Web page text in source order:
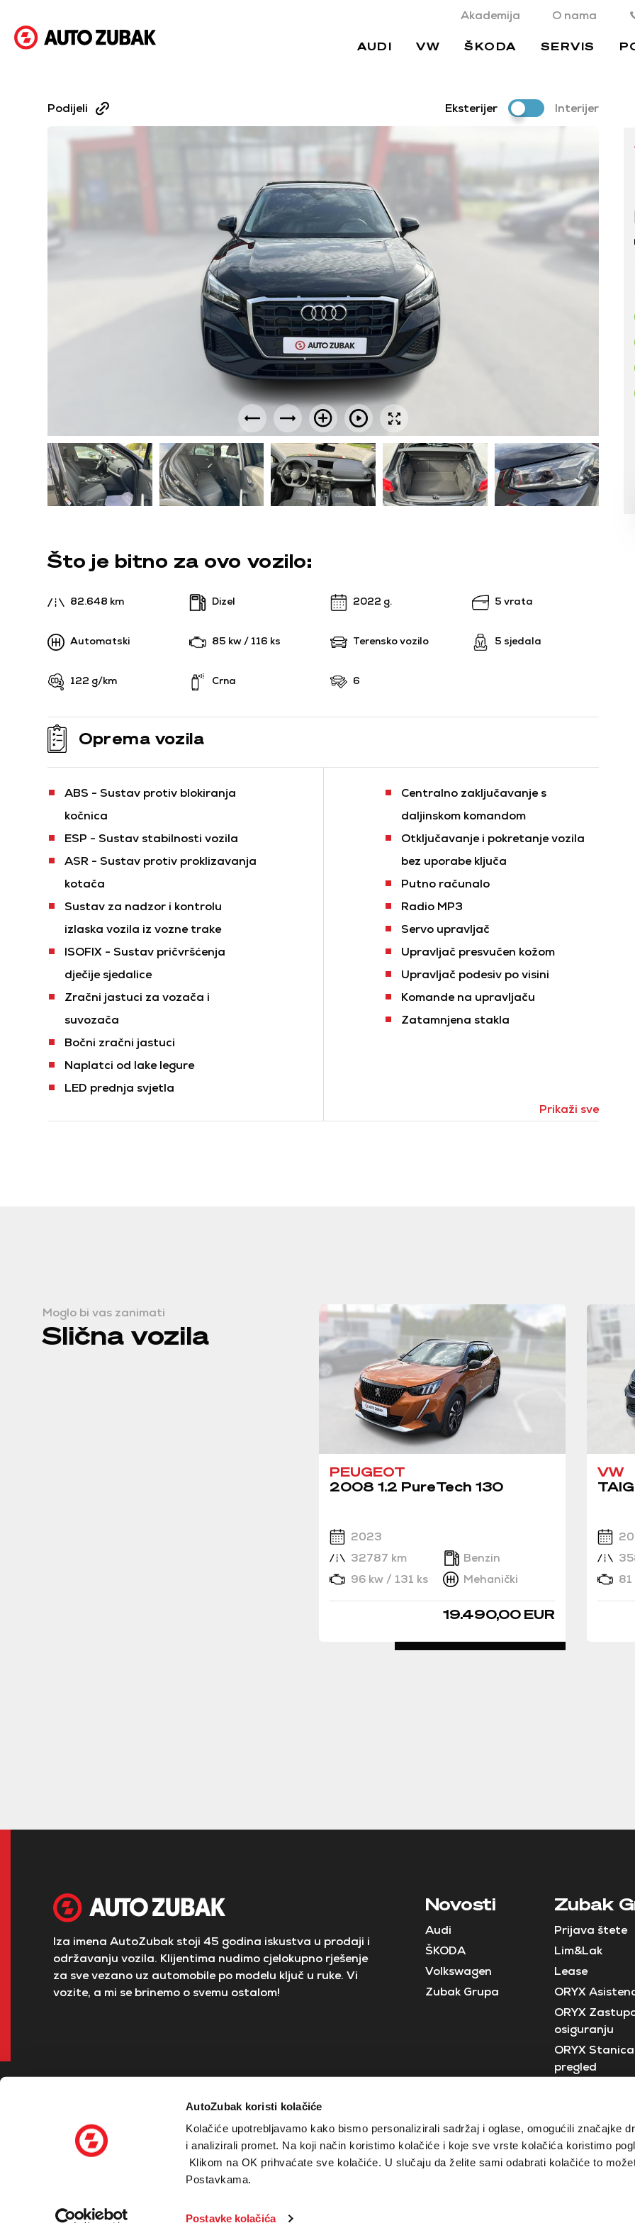
AutoZubak koristi kolačiće
Kolačiće upotrebljavamo kako bismo personalizirali sadržaj i oglase, omogućili značajke
i analizirali promet. Na koji način koristimo kolačiće i koje sve vrste kolačića koristimo
Klikom na OK prihvaćate sve kolačiće. U slučaju da želite sami odabrati kolačiće to
Postavkama.
Postavke kolačića
Akademija O nama
AUDI VW ŠKODA SERVIS
Podijeli Eksterijer Interijer
Što je bitno za ovo vozilo:
82.648 km Dizel 2022 g. 5 vrata
Automatski 85 kw / 116 ks Terensko vozilo 5 sjedala
122 g/km Crna 6
Oprema vozila
ABS - Sustav protiv blokiranja
kočnica
ESP - Sustav stabilnosti vozila
ASR - Sustav protiv proklizavanja
kotača
Sustav za nadzor i kontrolu
izlaska vozila iz vozne trake
ISOFIX - Sustav pričvršćenja
dječije sjedalice
Zračni jastuci za vozača i
suvozača
Bočni zračni jastuci
Naplatci od lake legure
LED prednja svjetla
Centralno zaključavanje s
daljinskom komandom
Otključavanje i pokretanje vozila
bez uporabe ključa
Putno računalo
Radio MP3
Servo upravljač
Upravljač presvučen kožom
Upravljač podesiv po visini
Komande na upravljaču
Zatamnjena stakla
Prikaži sve
Moglo bi vas zanimati
Slična vozila
PEUGEOT
2008 1.2 PureTech 130
2023
32787 km
Benzin
96 kw / 131 ks
Mehanički
19.490,00 EUR
VW
81
Iza imena AutoZubak stoji 45 godina iskustva u prodaji i
održavanju vozila. Klijentima nudimo cjelokupno rješenje
za sve vezano uz automobile po modelu ključ u ruke. Vi
vozite, a mi se brinemo o svemu ostalom!
Novosti
Audi
ŠKODA
Volkswagen
Zubak Grupa
Zubak
Prijava štete
Lim&Lak
Lease
ORYX
ORYX
osiguranju
ORYX
pregled
© 2026 Zubak Grupa - sva prava pridržana Izjava o zaštiti privatnosti Opći uvjeti poslovanja
Sesvetski Kraljevec